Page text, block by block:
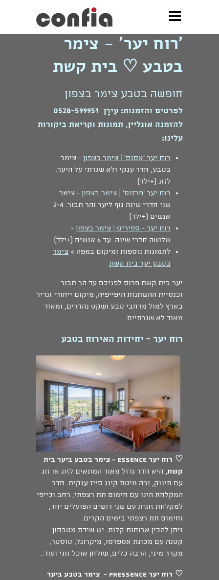
» 'רוח יער' - צימר בטבע ♡ בית קשת
'רוח יער' - צימר
בטבע ♡ בית קשת
חופשה בטבע צימר בצפון
לפרטים והזמנות: עֵירָן 0528-599951
להזמנה אונליין, תמונות וקריאת ביקורות
עלינו:
רוח יער 'אסנס' | צימר בצפון - צימר
בטבע, חדר ענקי ולא שגרתי על היער.
לזוג (+ילד)
רוח יער 'פרזנס' | צימר בצפון - צימר
שני חדרי שינה נוף ליער והר תבור. 2-4
אנשים (+ילד)
רוח יער - ספיריט | צימר בצפון -
שלושה חדרי שינה. עד 6 אנשים (+ילד)
לתמונות נוספות ומיקום במפה > צימר
בטבע יער בית קשת
יער בית קשת פרוס לפניכם עד הר תבור
וכנסיית ההשתנות היפייפיה, מיקום ייחודי ונדיר
בארץ למול מרחבי טבע ושקט נהדרים, ומאוד
מאוד לא שגרתיים.
רוח יער - יחידות האירוח בטבע
♡
רוח יער Essence - צימר בטבע ביער בית
קשת, היא חדר גדול מאוד המתאים לזוג או זוג
עם תינוק, ובה מיטת קינג סייז ענקית. חדר
המקלחת הינו עם חימום תת רצפתי, רחב וכייפי
למקלחת זוגית עם שני דושים הפועלים יחד,
וחימום תת רצפתי בימים הקרים.
ניתן להכין ארוחות קלות. יש שידת מטבחון
קטנה עם מכונת אספרסו, מיקרוגל, טוסטר,
מקרר מיני, הרבה כלים, שולחן אוכל זוגי ועוד..
♡ רוח יער Pressence -
צימר בטבע ביער